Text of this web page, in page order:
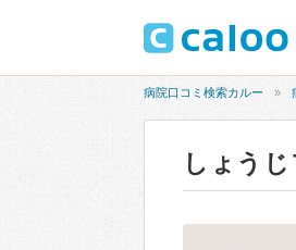
病院口コミ検索カルー
しょう